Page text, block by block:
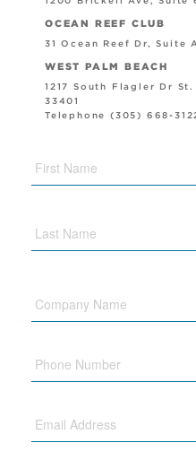
OCEAN REEF CLUB
31 Ocean Reef Dr, Suite
WEST PALM BEACH
1217 South Flagler Dr
33401
Telephone (305) 668-
Name